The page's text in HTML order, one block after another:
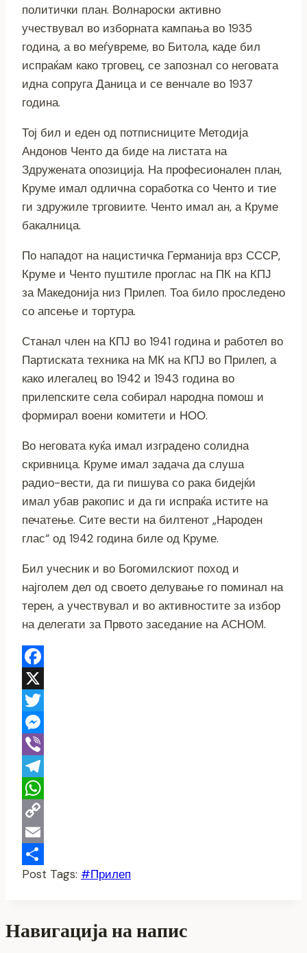
политички план. Волнароски активно
учествувал во изборната кампања во 1935
година, а во меѓувреме, во Битола, каде бил
испраќам како трговец, се запознал со неговата
идна сопруга Даница и се венчале во 1937
година.
Тој бил и еден од потписниците Методија
Андонов Ченто да биде на листата на
Здружената опозиција. На професионален план,
Круме имал одлична соработка со Ченто и тие
ги здружиле трговиите. Ченто имал ан, а Круме
бакалница.
По нападот на нацистичка Германија врз СССР,
Круме и Ченто пуштиле проглас на ПК на КПЈ
за Македонија низ Прилеп. Тоа било проследено
со апсење и тортура.
Станал член на КПЈ во 1941 година и работел во
Партиската техника на МК на КПЈ во Прилеп, а
како илегалец во 1942 и 1943 година во
прилепските села собирал народна помош и
формирал воени комитети и НОО.
Во неговата куќа имал изградено солидна
скривница. Круме имал задача да слуша
радио-вести, да ги пишува со рака бидејќи
имал убав ракопис и да ги испраќа истите на
печатење. Сите вести на билтенот „Народен
глас“ од 1942 година биле од Круме.
Бил учесник и во Богомилскиот поход и
најголем дел од своето делување го поминал на
терен, а учествувал и во активностите за избор
на делегати за Првото заседание на АСНОМ.
Facebook
X
Twitter
Messenger
Viber
Telegram
WhatsApp
Copy
Link
Email
Share
Post Tags: #Прилеп
Навигација на напис